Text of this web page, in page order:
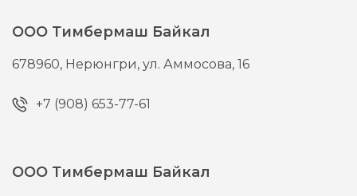
ООО Тимбермаш Байкал
678960, Нерюнгри,ул. Аммосова, 16
+7 (908) 653-77-61
ООО Тимбермаш Байкал